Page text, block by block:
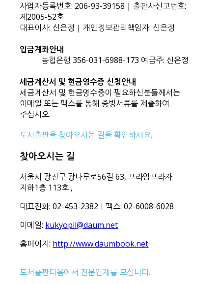
사업자등록번호: 206-93-39158 | 출판사신고번호:
제2005-52호
대표이사: 신은정 | 개인정보관리책임자: 신은정
입금계좌안내
농협은행 356-031-6988-173 예금주: 신은정
세금계산서 및 현금영수증 신청안내
세금계산서 및 현금영수증이 필요하신분들께서는
이메일 또는 팩스를 통해 증빙서류를 제출하여
주십시오.
도서출판을 찾아오시는 길을 확인하세요.
찾아오시는 길
서울시 광진구 광나루로56길 63, 프라임프라자
지하1층 113호 ,
대표전화: 02-453-2382ㅣ팩스: 02-6008-6028
이메일: kukyopil@daum.net
홈페이지: http://www.daumbook.net
도서출판다음에서 전문인재를 모십니다.